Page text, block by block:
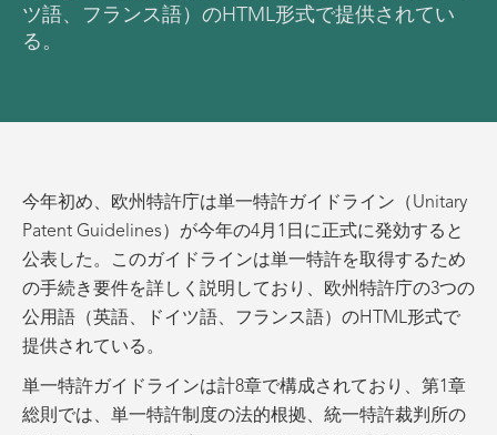
ツ語、フランス語）のHTML形式で提供されてい
る。
今年初め、欧州特許庁は単一特許ガイドライン（Unitary
Patent Guidelines）が今年の4月1日に正式に発効すると
公表した。このガイドラインは単一特許を取得するため
の手続き要件を詳しく説明しており、欧州特許庁の3つの
公用語（英語、ドイツ語、フランス語）のHTML形式で
提供されている。
単一特許ガイドラインは計8章で構成されており、第1章
総則では、単一特許制度の法的根拠、統一特許裁判所の